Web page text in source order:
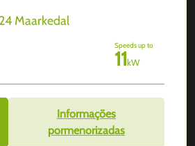
Maarkedal
Speeds up to
11kW
Informações
pormenorizadas